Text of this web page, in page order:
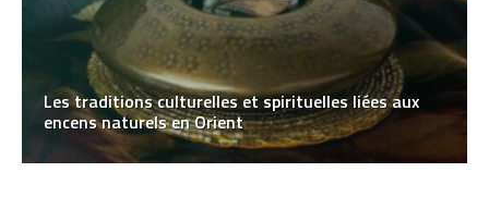
Les traditions culturelles et spirituelles liées aux
encens naturels en Orient